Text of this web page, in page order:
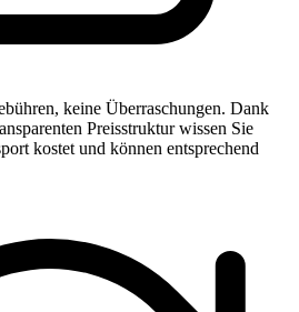
keine Überraschungen. Dank
Preisstruktur wissen Sie
kostet und können entsprechend